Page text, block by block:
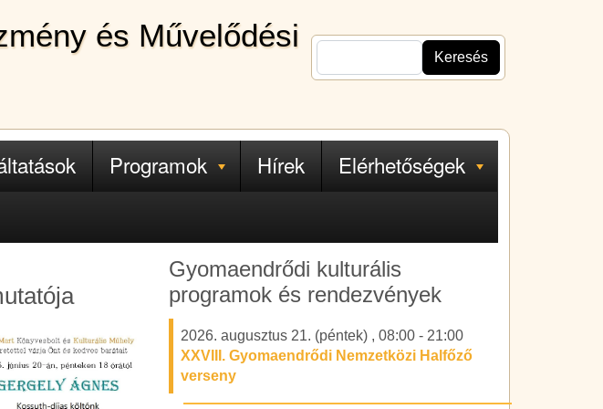
és Művelődési
Programok Hírek
Elérhetőségek
Gyomaendrődi kulturális
programok és rendezvények
2026. augusztus 21. (péntek) ,08:00 - 21:00
XXVIII. Gyomaendrődi Nemzetközi Halfőző
verseny